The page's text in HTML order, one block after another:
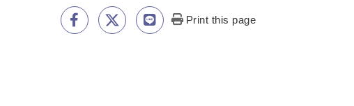
Print this page